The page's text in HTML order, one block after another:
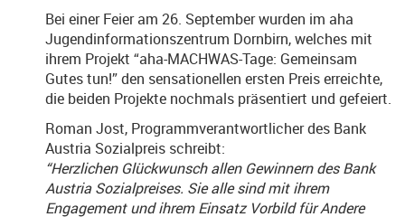
Bei einer Feier am 26. September wurden im aha
Jugendinformationszentrum Dornbirn, welches mit
ihrem Projekt “aha-MACHWAS-Tage: Gemeinsam
Gutes tun!” den sensationellen ersten Preis erreichte,
die beiden Projekte nochmals präsentiert und gefeiert.
Roman Jost, Programmverantwortlicher des Bank
Austria Sozialpreis schreibt:
“Herzlichen Glückwunsch allen Gewinnern des Bank
Austria Sozialpreises. Sie alle sind mit ihrem
Engagement und ihrem Einsatz Vorbild für Andere